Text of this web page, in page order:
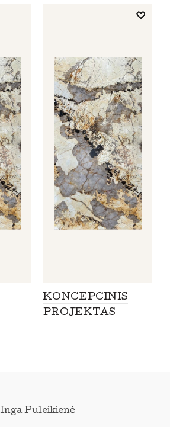
KONCEPCINIS
PROJEKTAS
Inga Puleikienė